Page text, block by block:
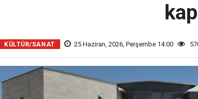
KÜLTÜR/SANAT 25 Haziran, 2026, Perşembe 14:00